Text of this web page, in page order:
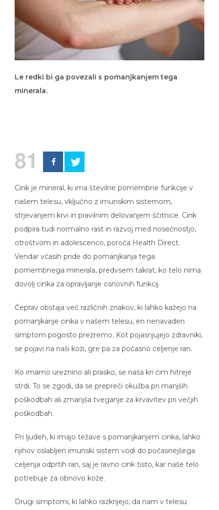
Le redki bi ga povezali s pomanjkanjem tega
minerala.
81
Cink je mineral, ki ima številne pomembne funkcije v
našem telesu, vključno z imunskim sistemom,
strjevanjem krvi in ​​pravilnim delovanjem ščitnice. Cink
podpira tudi normalno rast in razvoj med nosečnostjo,
otroštvom in adolescenco, poroča Health Direct.
Vendar včasih pride do pomanjkanja tega
pomembnega minerala, predvsem takrat, ko telo nima
dovolj cinka za opravljanje osnovnih funkcij.
Čeprav obstaja več različnih znakov, ki lahko kažejo na
pomanjkanje cinka v našem telesu, en nenavaden
simptom pogosto prezremo. Kot pojasnjujejo zdravniki,
se pojavi na naši koži, gre pa za počasno celjenje ran.
Ko imamo ureznino ali prasko, se naša kri čim hitreje
strdi. To se zgodi, da se prepreči okužba pri manjših
poškodbah ali zmanjša tveganje za krvavitev pri večjih
poškodbah.
Pri ljudeh, ki imajo težave s pomanjkanjem cinka, lahko
njihov oslabljen imunski sistem vodi do počasnejšega
celjenja odprtih ran, saj je ravno cink tisto, kar naše telo
potrebuje za obnovo kože.
Drugi simptomi, ki lahko razkrijejo, da nam v telesu